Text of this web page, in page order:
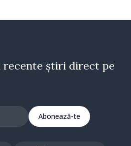
știri direct pe
Abonează-te